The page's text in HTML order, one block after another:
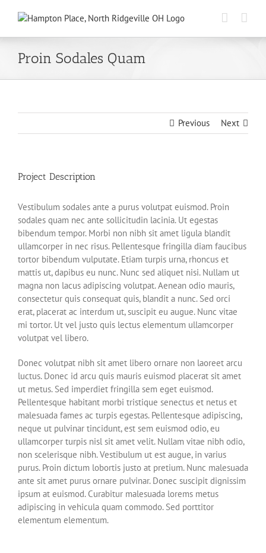
Proin Sodales Quam
Previous Next
Project Description
Vestibulum sodales ante a purus volutpat euismod. Proin
sodales quam nec ante sollicitudin lacinia. Ut egestas
bibendum tempor. Morbi non nibh sit amet ligula blandit
ullamcorper in nec risus. Pellentesque fringilla diam faucibus
tortor bibendum vulputate. Etiam turpis urna, rhoncus et
mattis ut, dapibus eu nunc. Nunc sed aliquet nisi. Nullam ut
magna non lacus adipiscing volutpat. Aenean odio mauris,
consectetur quis consequat quis, blandit a nunc. Sed orci
erat, placerat ac interdum ut, suscipit eu augue. Nunc vitae
mi tortor. Ut vel justo quis lectus elementum ullamcorper
volutpat vel libero.
Donec volutpat nibh sit amet libero ornare non laoreet arcu
luctus. Donec id arcu quis mauris euismod placerat sit amet
ut metus. Sed imperdiet fringilla sem eget euismod.
Pellentesque habitant morbi tristique senectus et netus et
malesuada fames ac turpis egestas. Pellentesque adipiscing,
neque ut pulvinar tincidunt, est sem euismod odio, eu
ullamcorper turpis nisl sit amet velit. Nullam vitae nibh odio,
non scelerisque nibh. Vestibulum ut est augue, in varius
purus. Proin dictum lobortis justo at pretium. Nunc malesuada
ante sit amet purus ornare pulvinar. Donec suscipit dignissim
ipsum at euismod. Curabitur malesuada lorems metus
adipiscing in vehicula quam commodo. Sed porttitor
elementum elementum.